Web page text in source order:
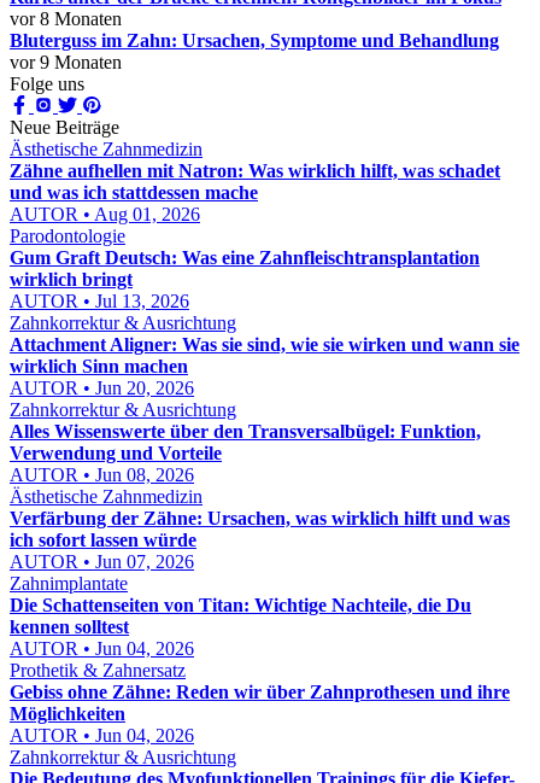
vor 8 Monaten
Bluterguss im Zahn: Ursachen, Symptome und Behandlung
vor 9 Monaten
Folge uns
Neue Beiträge
Ästhetische Zahnmedizin
Zähne aufhellen mit Natron: Was wirklich hilft, was schadet
und was ich stattdessen mache
AUTOR • Aug 01, 2026
Parodontologie
Gum Graft Deutsch: Was eine Zahnfleischtransplantation
wirklich bringt
AUTOR • Jul 13, 2026
Zahnkorrektur & Ausrichtung
Attachment Aligner: Was sie sind, wie sie wirken und wann sie
wirklich Sinn machen
AUTOR • Jun 20, 2026
Zahnkorrektur & Ausrichtung
Alles Wissenswerte über den Transversalbügel: Funktion,
Verwendung und Vorteile
AUTOR • Jun 08, 2026
Ästhetische Zahnmedizin
Verfärbung der Zähne: Ursachen, was wirklich hilft und was
ich sofort lassen würde
AUTOR • Jun 07, 2026
Zahnimplantate
Die Schattenseiten von Titan: Wichtige Nachteile, die Du
kennen solltest
AUTOR • Jun 04, 2026
Prothetik & Zahnersatz
Gebiss ohne Zähne: Reden wir über Zahnprothesen und ihre
Möglichkeiten
AUTOR • Jun 04, 2026
Zahnkorrektur & Ausrichtung
Die Bedeutung des Myofunktionellen Trainings für die Kiefer-